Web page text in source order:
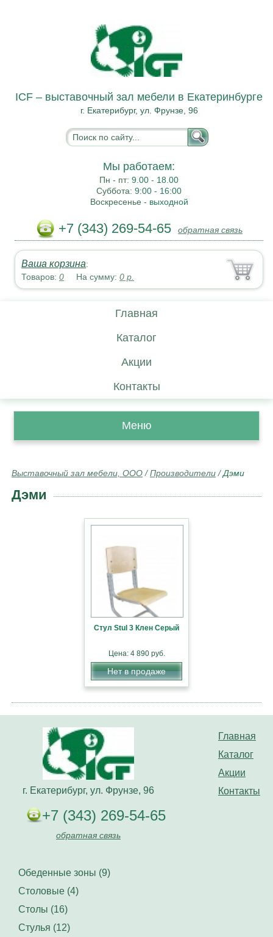
ICF – выставочный зал мебели в Екатеринбурге
г. Екатерибург, ул. Фрунзе, 96
Мы работаем:
Пн - пт:9.00 - 18.00
Суббота:9:00 - 16:00
Воскресенье - выходной
+7 (343) 269-54-65 обратная связь
Ваша корзина:
Товаров:0 На сумму:0 р.
Главная
Каталог
Акции
Контакты
Меню
Выставочный зал мебели, ООО /Производители /Дэми
Дэми
Стул Stul 3 Клен Серый
Цена: 4 890 руб.
Нет в продаже
Главная
Каталог
Акции
Контакты
г. Екатерибург, ул. Фрунзе, 96
+7 (343) 269-54-65
обратная связь
Обеденные зоны (9)
Столовые (4)
Столы (16)
Стулья (12)